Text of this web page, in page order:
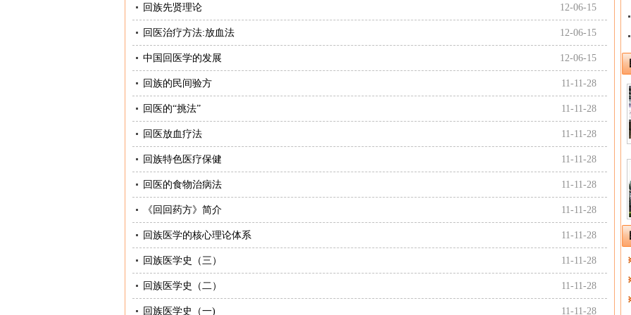
12-06-15
回族先贤理论
12-06-15
回医治疗方法:放血法
12-06-15
中国回医学的发展
11-11-28
回族的民间验方
11-11-28
回医的“挑法”
11-11-28
回医放血疗法
11-11-28
回族特色医疗保健
11-11-28
回医的食物治病法
11-11-28
《回回药方》简介
11-11-28
回族医学的核心理论体系
11-11-28
回族医学史（三）
11-11-28
回族医学史（二）
11-11-28
回族医学史（一)